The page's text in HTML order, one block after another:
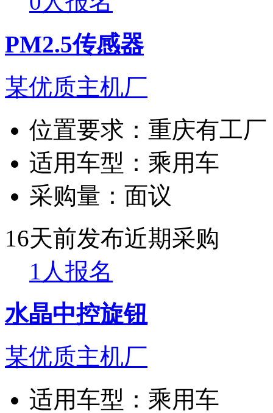
PM2.5传感器
某优质主机厂
位置要求： 重庆有工厂
适用车型： 乘用车
采购量： 面议
16天前发布近期采购
1人报名
水晶中控旋钮
某优质主机厂
适用车型： 乘用车